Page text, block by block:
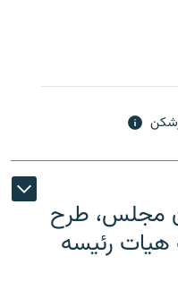
مجلس، طرح
هیات رئیسه